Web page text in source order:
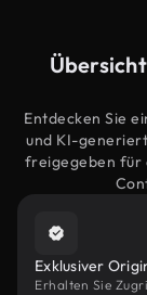
Entdecken Sie
und KI-
freigegeben für
Exklusiver
Erhalten Sie